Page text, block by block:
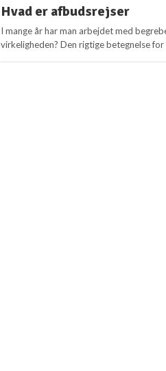
Hvad er afbudsrejser
I mange år har man arbejdet med
virkeligheden? Den rigtige betegnelse